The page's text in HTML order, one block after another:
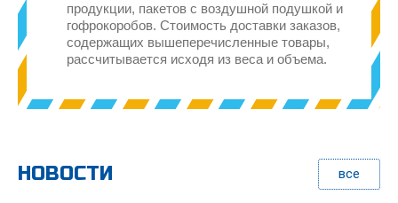
продукции, пакетов с воздушной подушкой и
гофрокоробов. Стоимость доставки заказов,
содержащих вышеперечисленные товары,
рассчитывается исходя из веса и объема.
НОВОСТИ все